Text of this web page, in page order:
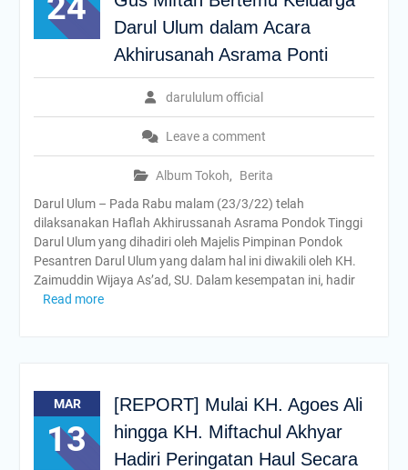
Darul Ulum dalam Acara
Akhirusanah Asrama Ponti
darululum official
Leave a comment
Album Tokoh,
Berita
Darul Ulum – Pada Rabu malam (23/3/22) telah
dilaksanakan Haflah Akhirussanah Asrama Pondok Tinggi
Darul Ulum yang dihadiri oleh Majelis Pimpinan Pondok
Pesantren Darul Ulum yang dalam hal ini diwakili oleh KH.
Zaimuddin Wijaya As’ad, SU. Dalam kesempatan ini, hadir
Read more
MAR
13
[REPORT] Mulai KH. Agoes Ali
hingga KH. Miftachul Akhyar
Hadiri Peringatan Haul Secara